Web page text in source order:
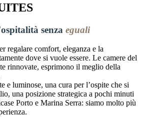
senza eguali
regalare comfort, eleganza e la
dove si vuole essere. Le camere del
rinnovate, esprimono il meglio della
e luminose, una cura per l’ospite che si
una posizione strategica a pochi minuti
Porto e Marina Serra: siamo molto più